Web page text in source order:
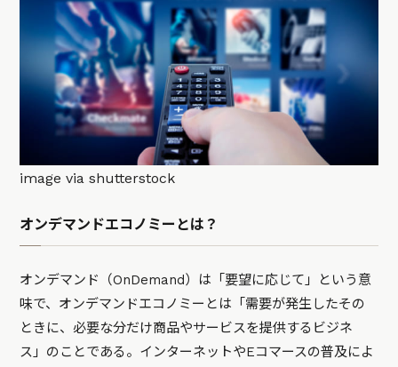
image via shutterstock
オンデマンドエコノミーとは？
オンデマンド（OnDemand）は「要望に応じて」という意
味で、オンデマンドエコノミーとは「需要が発生したその
ときに、必要な分だけ商品やサービスを提供するビジネ
ス」のことである。インターネットやEコマースの普及によ